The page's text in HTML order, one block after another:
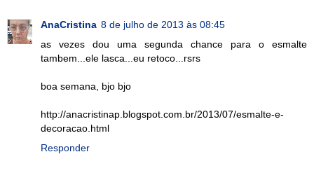
AnaCristina 8 de julho de 2013 às 08:45
as vezes dou uma segunda chance para o esmalte
tambem...ele lasca...eu retoco...rsrs
boa semana, bjo bjo
http://anacristinap.blogspot.com.br/2013/07/esmalte-e-
decoracao.html
Responder